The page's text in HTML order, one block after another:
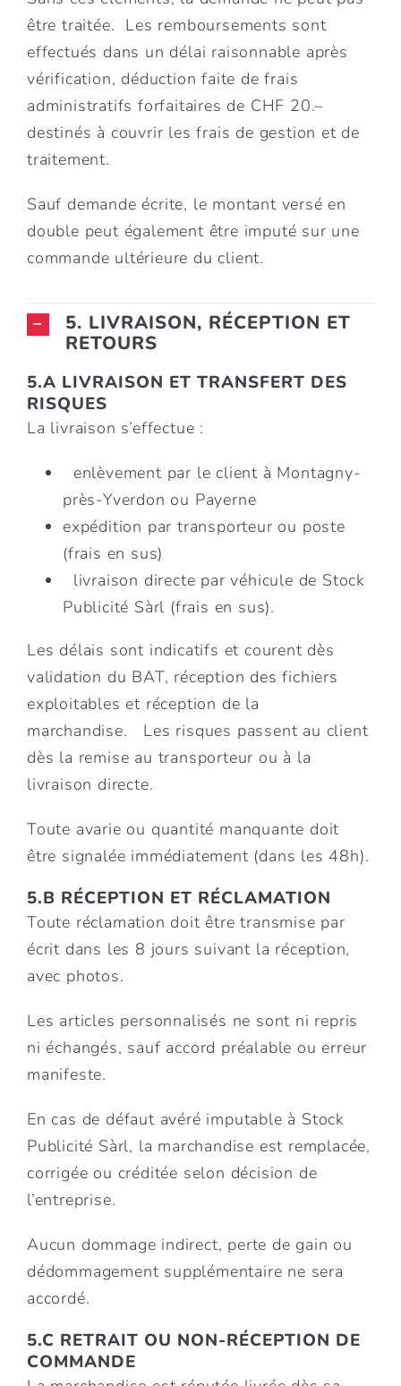
être traitée. Les remboursements sont
effectués dans un délai raisonnable après
vérification, déduction faite de frais
administratifs forfaitaires de CHF 20.–
destinés à couvrir les frais de gestion et de
traitement.
Sauf demande écrite, le montant versé en
double peut également être imputé sur une
commande ultérieure du client.
5. LIVRAISON, RÉCEPTION ET
RETOURS
5.A LIVRAISON ET TRANSFERT DES
RISQUES
La livraison s’effectue :
enlèvement par le client à Montagny-
près-Yverdon ou Payerne
expédition par transporteur ou poste
(frais en sus)
livraison directe par véhicule de Stock
Publicité Sàrl (frais en sus).
Les délais sont indicatifs et courent dès
validation du BAT, réception des fichiers
exploitables et réception de la
marchandise. Les risques passent au client
dès la remise au transporteur ou à la
livraison directe.
Toute avarie ou quantité manquante doit
être signalée immédiatement (dans les 48h).
5.B RÉCEPTION ET RÉCLAMATION
Toute réclamation doit être transmise par
écrit dans les 8 jours suivant la réception,
avec photos.
Les articles personnalisés ne sont ni repris
ni échangés, sauf accord préalable ou erreur
manifeste.
En cas de défaut avéré imputable à Stock
Publicité Sàrl, la marchandise est remplacée,
corrigée ou créditée selon décision de
l’entreprise.
Aucun dommage indirect, perte de gain ou
dédommagement supplémentaire ne sera
accordé.
5.C RETRAIT OU NON-RÉCEPTION DE
COMMANDE